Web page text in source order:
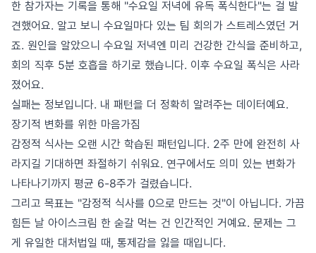
한 참가자는 기록을 통해 "수요일 저녁에 유독 폭식한다"는 걸 발
견했어요. 알고 보니 수요일마다 있는 팀 회의가 스트레스였던 거
죠. 원인을 알았으니 수요일 저녁엔 미리 건강한 간식을 준비하고,
회의 직후 5분 호흡을 하기로 했습니다. 이후 수요일 폭식은 사라
졌어요.
실패는 정보입니다. 내 패턴을 더 정확히 알려주는 데이터예요.
장기적 변화를 위한 마음가짐
감정적 식사는 오랜 시간 학습된 패턴입니다. 2주 만에 완전히 사
라지길 기대하면 좌절하기 쉬워요. 연구에서도 의미 있는 변화가
나타나기까지 평균 6-8주가 걸렸습니다.
그리고 목표는 "감정적 식사를 0으로 만드는 것"이 아닙니다. 가끔
힘든 날 아이스크림 한 숟갈 먹는 건 인간적인 거예요. 문제는 그
게 유일한 대처법일 때, 통제감을 잃을 때입니다.